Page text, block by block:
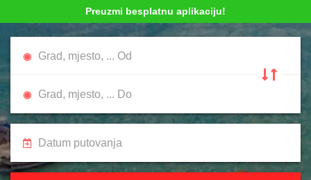
Preuzmi besplatnu aplikaciju!